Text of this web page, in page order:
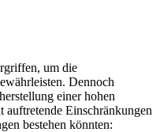
um die
Dennoch
einer hohen
auftretende Einschränkungen
bestehen könnten: